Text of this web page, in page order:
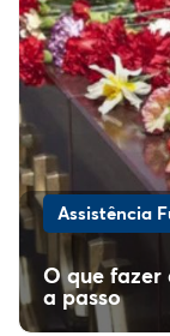
Assistência
O que fazer
a passo